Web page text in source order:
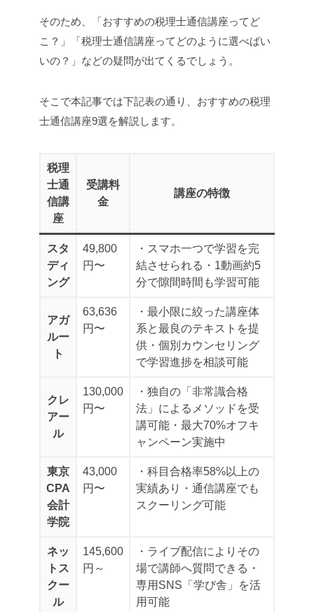
そのため、「おすすめの税理士通信講座ってど
こ？」「税理士通信講座ってどのように選べばい
いの？」などの疑問が出てくるでしょう。
そこで本記事では下記表の通り、おすすめの税理
士通信講座9選を解説します。
税理
士通
信講
座
受講料
金
講座の特徴
スタ
ディ
ング
49,800
円〜
・スマホ一つで学習を完
結させられる ・1動画約5
分で隙間時間も学習可能
アガ
ルー
ト
63,636
円〜
・最小限に絞った講座体
系と最良のテキストを提
供 ・個別カウンセリング
で学習進捗を相談可能
クレ
アー
ル
130,000
円〜
・独自の「非常識合格
法」によるメソッドを受
講可能 ・最大70%オフキ
ャンペーン実施中
東京
CPA
会計
学院
43,000
円〜
・科目合格率58%以上の
実績あり
・通信講座でも
スクーリング可能
ネッ
トス
クー
ル
145,600
円～
・ライブ配信によりその
場で講師へ質問できる ・
専用SNS「学び舎」を活
用可能